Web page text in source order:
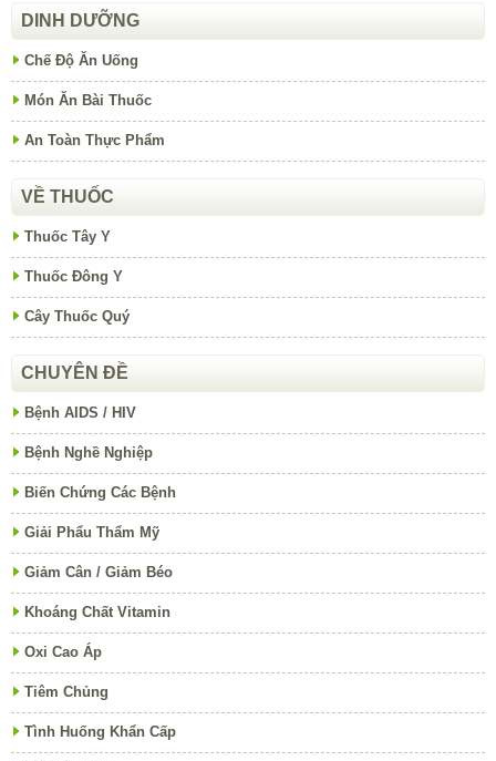
DINH DƯỠNG
Chế Độ Ăn Uống
Món Ăn Bài Thuốc
An Toàn Thực Phẩm
VỀ THUỐC
Thuốc Tây Y
Thuốc Đông Y
Cây Thuốc Quý
CHUYÊN ĐỀ
Bệnh AIDS / HIV
Bệnh Nghề Nghiệp
Biến Chứng Các Bệnh
Giải Phẩu Thẩm Mỹ
Giảm Cân / Giảm Béo
Khoáng Chất Vitamin
Oxi Cao Áp
Tiêm Chủng
Tình Huống Khẩn Cấp